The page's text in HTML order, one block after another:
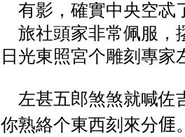
有影，確實中央空忒
旅社頭家非常佩服，
日光東照宮个雕刻專家
左甚五郎煞煞就喊佐
你熟絡个東西刻來分𠊎